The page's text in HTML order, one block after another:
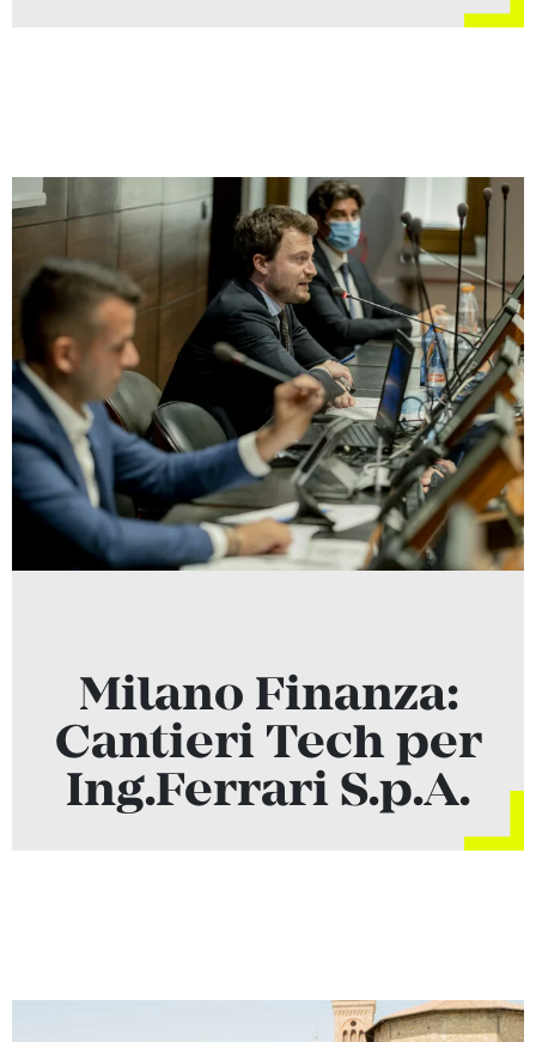
Milano Finanza:
Cantieri Tech per
Ing.Ferrari S.p.A.